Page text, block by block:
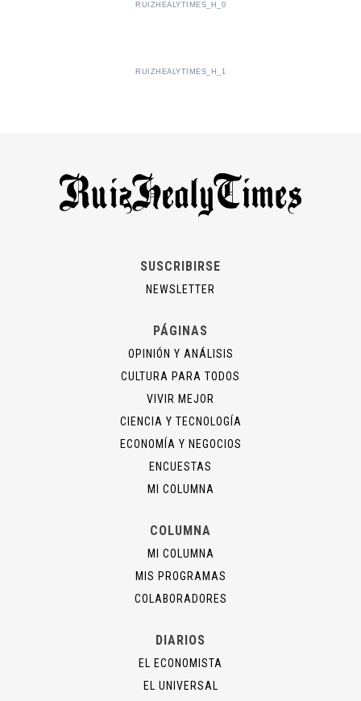
RUIZHEALYTIMES_H_0
RUIZHEALYTIMES_H_1
SUSCRIBIRSE
NEWSLETTER
PÁGINAS
OPINIÓN Y ANÁLISIS
CULTURA PARA TODOS
VIVIR MEJOR
CIENCIA Y TECNOLOGÍA
ECONOMÍA Y NEGOCIOS
ENCUESTAS
MI COLUMNA
COLUMNA
MI COLUMNA
MIS PROGRAMAS
COLABORADORES
DIARIOS
EL ECONOMISTA
EL UNIVERSAL